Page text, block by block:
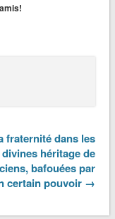
fraternité dans les
héritage de
bafouées par
certain pouvoir →